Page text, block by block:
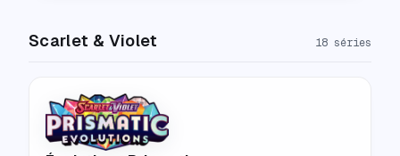
Scarlet & Violet 18 séries